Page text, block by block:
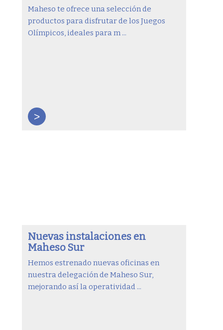
Maheso te ofrece una selección de
productos para disfrutar de los Juegos
Olímpicos, ideales para m ...
>
Nuevas instalaciones en
Maheso Sur
Hemos estrenado nuevas oficinas en
nuestra delegación de Maheso Sur,
mejorando así la operatividad ...